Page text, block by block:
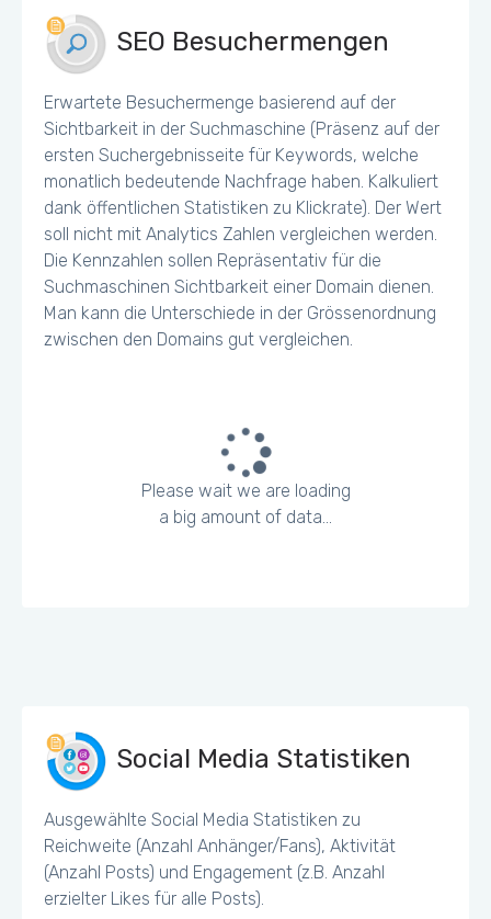
SEO Besuchermengen
Erwartete Besuchermenge basierend auf der
Sichtbarkeit in der Suchmaschine (Präsenz auf der
ersten Suchergebnisseite für Keywords, welche
monatlich bedeutende Nachfrage haben. Kalkuliert
dank öffentlichen Statistiken zu Klickrate). Der Wert
soll nicht mit Analytics Zahlen vergleichen werden.
Die Kennzahlen sollen Repräsentativ für die
Suchmaschinen Sichtbarkeit einer Domain dienen.
Man kann die Unterschiede in der Grössenordnung
zwischen den Domains gut vergleichen.
Please wait we are loading
a big amount of data...
Social Media Statistiken
Ausgewählte Social Media Statistiken zu
Reichweite (Anzahl Anhänger/Fans), Aktivität
(Anzahl Posts) und Engagement (z.B. Anzahl
erzielter Likes für alle Posts).